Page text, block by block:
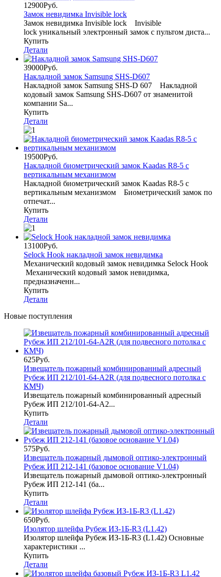
12900Руб.
Замок невидимка Invisible lock
Замок невидимка Invisible lock Invisible
lock уникальный электронный замок с пультом диста...
Купить
Детали
39000Руб.
Накладной замок Samsung SHS-D607
Накладной замок Samsung SHS-D 607 Накладной
кодовый замок Samsung SHS-D607 от знаменитой
компании Sa...
Купить
Детали
19500Руб.
Накладной биометрический замок Kaadas R8-5 с
вертикальным механизмом
Накладной биометрический замок Kaadas R8-5 с
вертикальным механизмом Биометрический замок по
отпечат...
Купить
Детали
13100Руб.
Selock Hook накладной замок невидимка
Механический кодовый замок невидимка Selock Hook
Механический кодовый замок невидимка,
предназначенн...
Купить
Детали
Новые поступления
625Руб.
Извещатель пожарный комбинированный адресный
Рубеж ИП 212/101-64-А2R (для подвесного потолка с
КМЧ)
Извещатель пожарный комбинированный адресный
Рубеж ИП 212/101-64-А2...
Купить
Детали
575Руб.
Извещатель пожарный дымовой оптико-электронный
Рубеж ИП 212-141 (базовое основание V1.04)
Извещатель пожарный дымовой оптико-электронный
Рубеж ИП 212-141 (ба...
Купить
Детали
650Руб.
Изолятор шлейфа Рубеж ИЗ-1Б-R3 (L1.42)
Изолятор шлейфа Рубеж ИЗ-1Б-R3 (L1.42) Основные
характеристики ...
Купить
Детали